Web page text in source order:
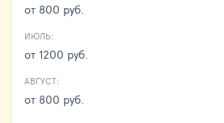
от 800 руб.
ИЮЛЬ:
от 1200 руб.
АВГУСТ:
от 800 руб.